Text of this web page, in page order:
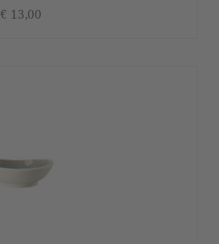
€ 13,00